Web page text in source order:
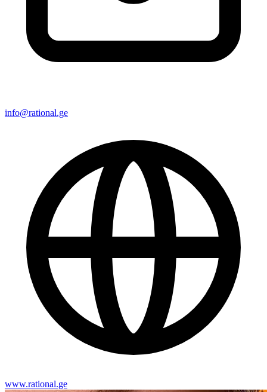
info@rational.ge
www.rational.ge